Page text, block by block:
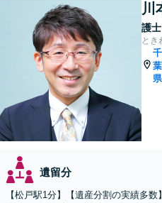
川
護士
とき
千
葉
県
遺留分
【松戸駅1分】【遺産分割の実績多数